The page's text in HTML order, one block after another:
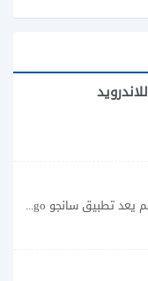
تطبيق Sango للأندرويد 2026 لم يعد تطبيق سانجو Sango مجرد مساحة لإرسال الرسائل أو...